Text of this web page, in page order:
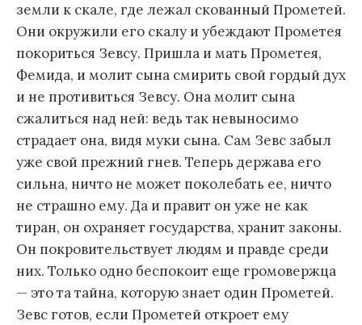
земли к скале, где лежал скованный Прометей.
Они окружили его скалу и убеждают Прометея
покориться Зевсу. Пришла и мать Прометея,
Фемида, и молит сына смирить свой гордый дух
и не противиться Зевсу. Она молит сына
сжалиться над ней: ведь так невыносимо
страдает она, видя муки сына. Сам Зевс забыл
уже свой прежний гнев. Теперь держава его
сильна, ничто не может поколебать ее, ничто
не страшно ему. Да и правит он уже не как
тиран, он охраняет государства, хранит законы.
Он покровительствует людям и правде среди
них. Только одно беспокоит еще громовержца
— это та тайна, которую знает один Прометей.
Зевс готов, если Прометей откроет ему